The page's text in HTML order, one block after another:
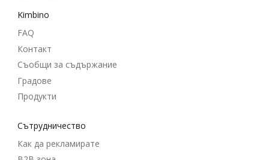
Kimbino
FAQ
Контакт
Съобщи за съдържание
Градове
Продукти
Cътрудничество
Как да рекламирате